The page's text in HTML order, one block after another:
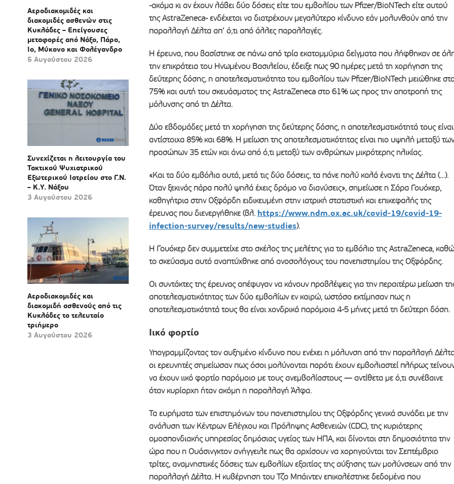
Αεροδιακομιδές και
διακομιδές ασθενών στις
Κυκλάδες – Επείγουσες
μεταφορές από Νάξο, Πάρο,
Ίο, Μύκονο και Φολέγανδρο
5 Αυγούστου 2026
Συνεχίζεται η λειτουργία του
Τακτικού Ψυχιατρικού
Εξωτερικού Ιατρείου στο Γ.Ν.
– Κ.Υ. Νάξου
3 Αυγούστου 2026
Αεροδιακομιδές και
διακομιδή ασθενούς από τις
Κυκλάδες το τελευταίο
τριήμερο
3 Αυγούστου 2026
-ακόμα κι αν έχουν λάβει δύο δόσεις είτε του εμβολίου των Pfizer/BioNTech είτε αυτού
της AstraZeneca- ενδέχεται να διατρέχουν μεγαλύτερο κίνδυνο εάν μολυνθούν από την
παραλλαγή Δέλτα απ’ ό,τι από άλλες παραλλαγές.
Η έρευνα, που βασίστηκε σε πάνω από τρία εκατομμύρια δείγματα που λήφθηκαν σε
την επικράτεια του Ηνωμένου Βασιλείου, έδειξε πως 90 ημέρες μετά τη χορήγηση της
δεύτερης δόσης, η αποτελεσματικότητα του εμβολίου των Pfizer/BioNTech μειώθηκε
75% και αυτή του σκευάσματος της AstraZeneca στο 61% ως προς την αποτροπή της
μόλυνσης από τη Δέλτα.
Δύο εβδομάδες μετά τη χορήγηση της δεύτερης δόσης, η αποτελεσματικότητά τους είναι
αντίστοιχα 85% και 68%. Η μείωση της αποτελεσματικότητας είναι πιο υψηλή μεταξύ των
προσώπων 35 ετών και άνω από ό,τι μεταξύ των ανθρώπων μικρότερης ηλικίας.
«Και τα δύο εμβόλια αυτά, μετά τις δύο δόσεις, τα πάνε πολύ καλά έναντι της Δέλτα (…).
Όταν ξεκινάς πάρα πολύ ψηλά έχεις δρόμο να διανύσεις», σημείωσε η Σάρα Γουόκερ,
καθηγήτρια στην Οξφόρδη ειδικευμένη στην ιατρική στατιστική και επικεφαλής της
έρευνας που διενεργήθηκε (βλ. https://www.ndm.ox.ac.uk/covid-19/covid-19-
infection-survey/results/new-studies).
Η Γουόκερ δεν συμμετείχε στο σκέλος της μελέτης για το εμβόλιο της AstraZeneca,
το σκεύασμα αυτό αναπτύχθηκε από ανοσολόγους του πανεπιστημίου της Οξφόρδης.
Οι συντάκτες της έρευνας απέφυγαν να κάνουν προβλέψεις για την περαιτέρω μείωση
αποτελεσματικότητας των δύο εμβολίων εν καιρώ, ωστόσο εκτίμησαν πως η
αποτελεσματικότητά τους θα είναι χονδρικά παρόμοια 4-5 μήνες μετά τη δεύτερη δόση.
Ιικό φορτίο
Υπογραμμίζοντας τον αυξημένο κίνδυνο που ενέχει η μόλυνση από την παραλλαγή
οι ερευνητές σημείωσαν πως όσοι μολύνονται παρότι έχουν εμβολιαστεί πλήρως
να έχουν ιικό φορτίο παρόμοιο με τους ανεμβολίαστους — αντίθετα με ό,τι συνέβαινε
όταν κυρίαρχη ήταν ακόμη η παραλλαγή Άλφα.
Τα ευρήματα των επιστημόνων του πανεπιστημίου της Οξφόρδης γενικά συνάδει με την
ανάλυση των Κέντρων Ελέγχου και Πρόληψης Ασθενειών (CDC), της κυριότερης
ομοσπονδιακής υπηρεσίας δημόσιας υγείας των ΗΠΑ, και δίνονται στη δημοσιότητα την
ώρα που η Ουάσινγκτον ανήγγειλε πως θα αρχίσουν να χορηγούνται τον Σεπτέμβριο
τρίτες, αναμνηστικές δόσεις των εμβολίων εξαιτίας της αύξησης των μολύνσεων από την
παραλλαγή Δέλτα. Η κυβέρνηση του Τζο Μπάιντεν επικαλέστηκε δεδομένα που